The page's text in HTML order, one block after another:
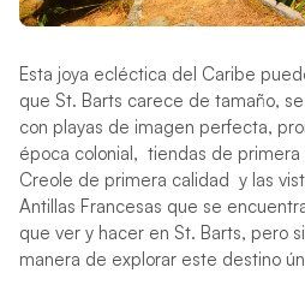
Esta joya ecléctica del Caribe
que St. Barts carece de tamaño,
con playas de imagen perfecta,
época colonial, tiendas de primera
Creole de primera calidad y las
Antillas Francesas que se
que ver y hacer en St. Barts, pero
manera de explorar este destino